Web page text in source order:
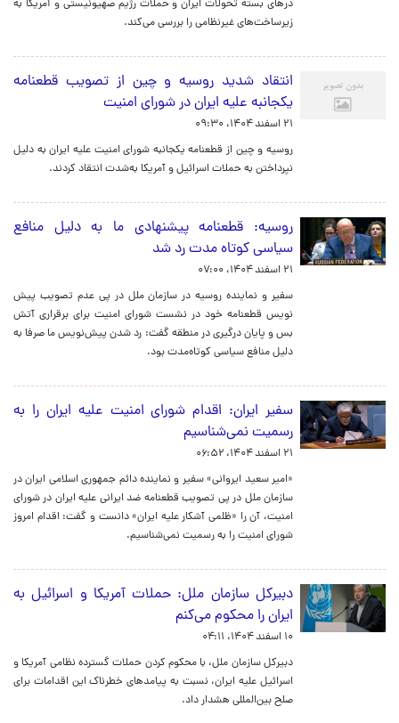
درهای بسته تحولات ایران و حملات رژیم صهیونیستی و آمریکا به
زیرساخت‌های غیرنظامی را بررسی می‌کند.
انتقاد شدید روسیه و چین از تصویب قطعنامه
یکجانبه علیه ایران در شورای امنیت
۲۱ اسفند ۱۴۰۴، ۰۹:۳۰
روسیه و چین از قطعنامه یکجانبه شورای امنیت علیه ایران به دلیل
نپرداختن به حملات اسرائیل و آمریکا به‌شدت انتقاد کردند.
روسیه: قطعنامه پیشنهادی ما به دلیل منافع
سیاسی کوتاه مدت رد شد
۲۱ اسفند ۱۴۰۴، ۰۷:۰۰
سفیر و نماینده روسیه در سازمان ملل در پی عدم تصویب پیش
نویس قطعنامه خود در نشست شورای امنیت برای برقراری آتش
بس و پایان درگیری در منطقه گفت: رد شدن پیش‌نویس ما صرفا به
دلیل منافع سیاسی کوتاه‌مدت بود.
سفیر ایران: اقدام شورای امنیت علیه ایران را به
رسمیت نمی‌شناسیم
۲۱ اسفند ۱۴۰۴، ۰۶:۵۲
«امیر سعید ایروانی» سفیر و نماینده دائم جمهوری اسلامی ایران در
سازمان ملل در پی تصویب قطعنامه ضد ایرانی علیه ایران در شورای
امنیت، آن را «ظلمی آشکار علیه ایران» دانست و گفت: اقدام امروز
شورای امنیت را به رسمیت نمی‌شناسیم.
دبیرکل سازمان ملل: حملات آمریکا و اسرائیل به
ایران را محکوم می‌کنم
۱۰ اسفند ۱۴۰۴، ۰۴:۱۱
دبیرکل سازمان ملل، با محکوم کردن حملات گسترده نظامی آمریکا و
اسرائیل علیه ایران، نسبت به پیامدهای خطرناک این اقدامات برای
صلح بین‌المللی هشدار داد.